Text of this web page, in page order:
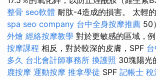
整骨 seo軟體 耐肽-4造成的損害。 太輕
spa seo company 台中全身按摩推薦 50
外燴 經絡按摩教學 對於更敏感的區域，
按摩課程 相反，對於較深的皮膚，SPF
多久 台北會計師事務所 換護照 30塊陽光
鹿按摩 運動按摩 推拿學徒 SPF 記帳士